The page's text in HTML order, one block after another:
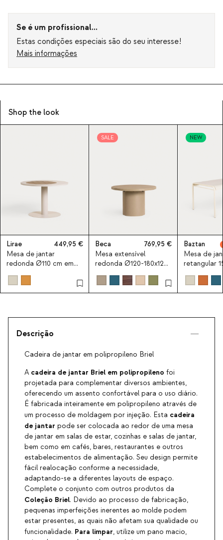
Se é um profissional...
Estas condições especiais são do seu interesse!
Mais informações
Shop the look
Lirae
449,95
Mesa de jantar
redonda Ø110 cm em
metal e madeira de
SALE
Beca
769,95
Mesa extensível
redonda Ø120-180x120
/ 240x120 cm de jantar
em metal Beca
NEW
Baztan
Mesa de
retangular
em metal e
Descrição
Cadeira de jantar em polipropileno Briel
A cadeira de jantar Briel em polipropileno foi
projetada para complementar diversos ambientes,
oferecendo um assento confortável para o uso diário.
É fabricada inteiramente em polipropileno através de
um processo de moldagem por injeção. Esta cadeira
de jantar pode ser colocada ao redor de uma mesa
de jantar em salas de estar, cozinhas e salas de jantar,
bem como em cafés, bares, restaurantes e outros
estabelecimentos de alimentação. Seu design permite
fácil realocação conforme a necessidade,
adaptando-se a diferentes layouts de espaço.
Complete o conjunto com outros produtos da
Coleção Briel. Devido ao processo de fabricação,
pequenas imperfeições inerentes ao molde podem
estar presentes, as quais não afetam sua qualidade ou
funcionalidade. Para limpar, utilize um pano macio,